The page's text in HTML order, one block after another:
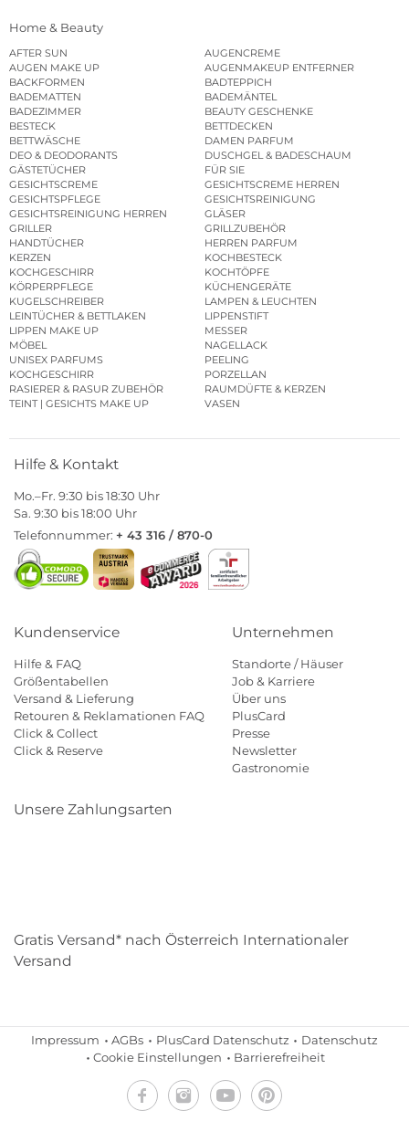
Home & Beauty
AFTER SUN
AUGENCREME
AUGEN MAKE UP
AUGENMAKEUP ENTFERNER
BACKFORMEN
BADTEPPICH
BADEMATTEN
BADEMÄNTEL
BADEZIMMER
BEAUTY GESCHENKE
BESTECK
BETTDECKEN
BETTWÄSCHE
DAMEN PARFUM
DEO & DEODORANTS
DUSCHGEL & BADESCHAUM
GÄSTETÜCHER
FÜR SIE
GESICHTSCREME
GESICHTSCREME HERREN
GESICHTSPFLEGE
GESICHTSREINIGUNG
GESICHTSREINIGUNG HERREN
GLÄSER
GRILLER
GRILLZUBEHÖR
HANDTÜCHER
HERREN PARFUM
KERZEN
KOCHBESTECK
KOCHGESCHIRR
KOCHTÖPFE
KÖRPERPFLEGE
KÜCHENGERÄTE
KUGELSCHREIBER
LAMPEN & LEUCHTEN
LEINTÜCHER & BETTLAKEN
LIPPENSTIFT
LIPPEN MAKE UP
MESSER
MÖBEL
NAGELLACK
UNISEX PARFUMS
PEELING
KOCHGESCHIRR
PORZELLAN
RASIERER & RASUR ZUBEHÖR
RAUMDÜFTE & KERZEN
TEINT | GESICHTS MAKE UP
VASEN
Hilfe & Kontakt
Mo.–Fr. 9:30 bis 18:30 Uhr
Sa. 9:30 bis 18:00 Uhr
Telefonnummer: + 43 316 / 870-0
Kundenservice
Hilfe & FAQ
Größentabellen
Versand & Lieferung
Retouren & Reklamationen FAQ
Click & Collect
Click & Reserve
Unternehmen
Standorte / Häuser
Job & Karriere
Über uns
PlusCard
Presse
Newsletter
Gastronomie
Unsere Zahlungsarten
Gratis Versand* nach Österreich Internationaler
Versand
Impressum AGBs PlusCard Datenschutz
Datenschutz
Cookie Einstellungen
Barrierefreiheit